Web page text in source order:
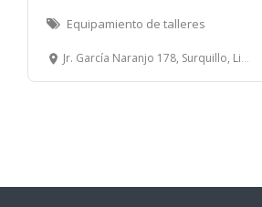
Equipamiento de talleres
Jr. García Naranjo 178, Surquillo, Lima, Perú